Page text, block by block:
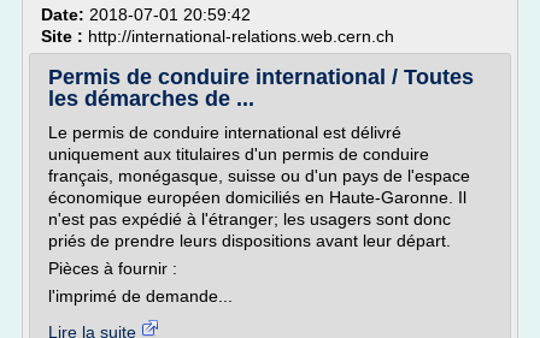
Date: 2018-07-01 20:59:42
Site : http://international-relations.web.cern.ch
Permis de conduire international / Toutes
les démarches de ...
Le permis de conduire international est délivré
uniquement aux titulaires d'un permis de conduire
français, monégasque, suisse ou d'un pays de l'espace
économique européen domiciliés en Haute-Garonne. Il
n'est pas expédié à l'étranger; les usagers sont donc
priés de prendre leurs dispositions avant leur départ.
Pièces à fournir :
l'imprimé de demande...
Lire la suite